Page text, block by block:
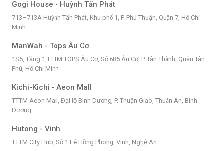
Gogi House - Huỳnh Tấn Phát
713–713A Huỳnh Tấn Phát, Khu phố 1, P. Phú Thuận, Quận 7, Hồ Chí
Minh
ManWah - Tops Âu Cơ
1S5, Tầng 1,TTTM TOPS Âu Cơ, Số 685 Âu Cơ, P. Tân Thành, Quận Tân
Phú, Hồ Chí Minh
Kichi-Kichi - Aeon Mall
TTTM Aeon Mall, Đại lộ Bình Dương, P. Thuận Giao, Thuận An, Bình
Dương
Hutong - Vinh
TTTM City Hub, Số 1 Lê Hồng Phong, Vinh, Nghệ An